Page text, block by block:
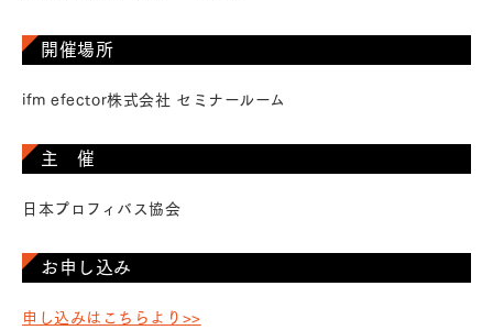
開催場所
ifm efector株式会社 セミナールーム
主 催
日本プロフィバス協会
お申し込み
申し込みはこちらより>>